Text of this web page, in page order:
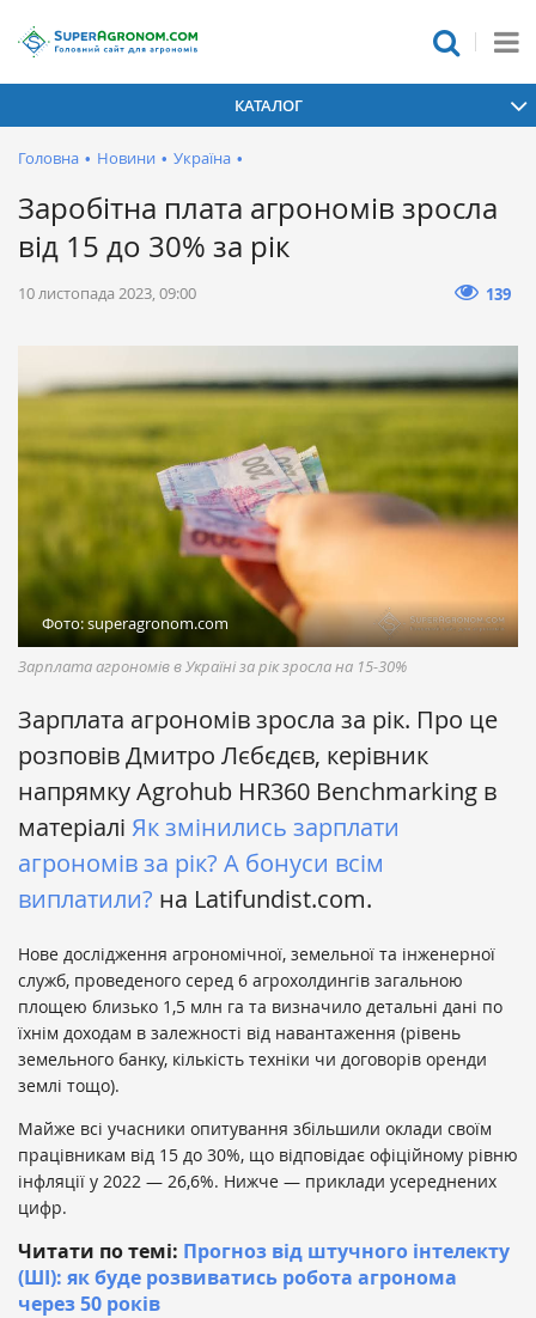
КАТАЛОГ
Головна • Новини • Україна •
Заробітна плата агрономів зросла
від 15 до 30% за рік
10 листопада 2023, 09:00 139
Фото: superagronom.com
Зарплата агрономів в Україні за рік зросла на 15-30%
Зарплата агрономів зросла за рік. Про це
розповів Дмитро Лєбєдєв, керівник
напрямку Agrohub HR360 Benchmarking в
матеріалі Як змінились зарплати
агрономів за рік? А бонуси всім
виплатили? на Latifundist.com.
Нове дослідження агрономічної, земельної та інженерної
служб, проведеного серед 6 агрохолдингів загальною
площею близько 1,5 млн га та визначило детальні дані по
їхнім доходам в залежності від навантаження (рівень
земельного банку, кількість техніки чи договорів оренди
землі тощо).
Майже всі учасники опитування збільшили оклади своїм
працівникам від 15 до 30%, що відповідає офіційному рівню
інфляції у 2022 — 26,6%. Нижче — приклади усереднених
цифр.
Читати по темі: Прогноз від штучного інтелекту
(ШІ): як буде розвиватись робота агронома
через 50 років